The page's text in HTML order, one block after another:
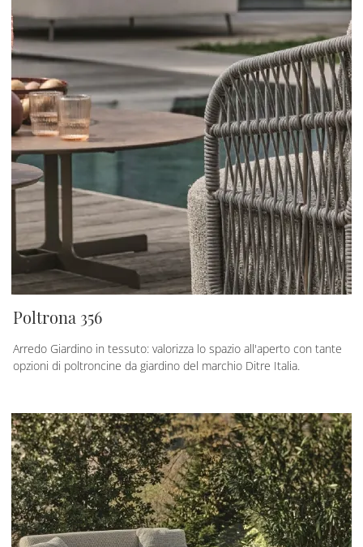
Poltrona 356
Arredo Giardino in tessuto: valorizza lo spazio all'aperto con tante
opzioni di poltroncine da giardino del marchio Ditre Italia.